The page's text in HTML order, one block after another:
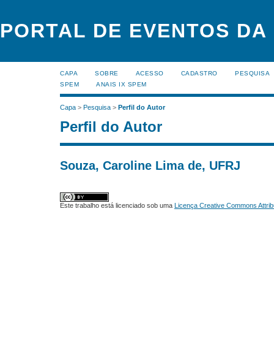
PORTAL DE EVENTOS DA
CAPA SOBRE ACESSO CADASTRO
PESQUISA
SPEM
ANAIS IX SPEM
Capa > Pesquisa > Perfil do Autor
Perfil do Autor
Souza, Caroline Lima de, UFRJ
Este trabalho está licenciado sob uma Licença Creative Commons